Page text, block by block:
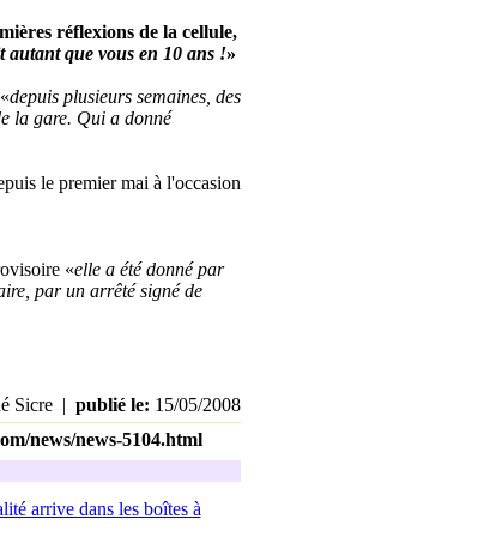
réflexions de la cellule,
autant que vous en 10 ans !»
depuis plusieurs semaines, des
la gare. Qui a donné
le premier mai à l'occasion
«elle a été donné par
par un arrêté signé de
Sicre | publié le: 15/05/2008
news/news-5104.html
arrive dans les boîtes à